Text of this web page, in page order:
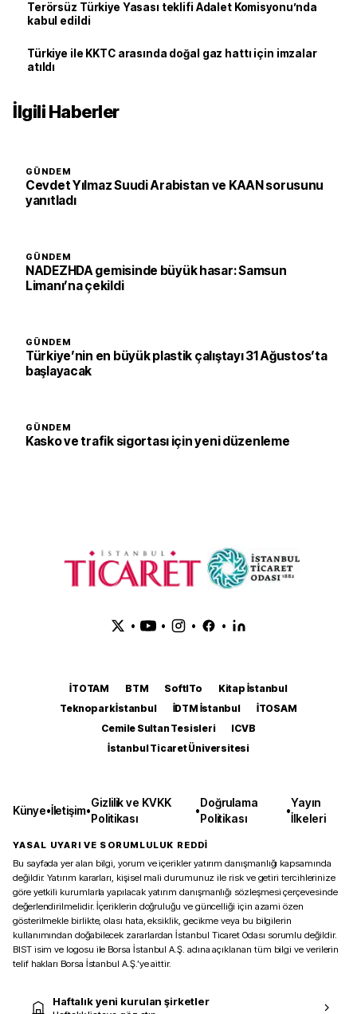
Terörsüz Türkiye Yasası teklifi Adalet Komisyonu’nda
kabul edildi
Türkiye ile KKTC arasında doğal gaz hattı için imzalar
atıldı
İlgili Haberler
GÜNDEM
Cevdet Yılmaz Suudi Arabistan ve KAAN sorusunu
yanıtladı
GÜNDEM
NADEZHDA gemisinde büyük hasar: Samsun
Limanı’na çekildi
GÜNDEM
Türkiye’nin en büyük plastik çalıştayı 31 Ağustos’ta
başlayacak
GÜNDEM
Kasko ve trafik sigortası için yeni düzenleme
• • • •
İTOTAM BTM SoftITo
Kitap İstanbul
Teknopark İstanbul
İDTM İstanbul
İTOSAM
Cemile Sultan Tesisleri
ICVB
İstanbul Ticaret Üniversitesi
Künye•İletişim•
Gizlilik ve KVKK
Politikası
•
Doğrulama
Politikası
•
Yayın
İlkeleri
YASAL UYARI VE SORUMLULUK REDDİ
Bu sayfada yer alan bilgi, yorum ve içerikler yatırım danışmanlığı kapsamında
değildir. Yatırım kararları, kişisel mali durumunuz ile risk ve getiri tercihlerinize
göre yetkili kurumlarla yapılacak yatırım danışmanlığı sözleşmesi çerçevesinde
değerlendirilmelidir. İçeriklerin doğruluğu ve güncelliği için azami özen
gösterilmekle birlikte, olası hata, eksiklik, gecikme veya bu bilgilerin
kullanımından doğabilecek zararlardan İstanbul Ticaret Odası sorumlu değildir.
BIST isim ve logosu ile Borsa İstanbul A.Ş. adına açıklanan tüm bilgi ve verilerin
telif hakları Borsa İstanbul A.Ş.’ye aittir.
Haftalık yeni kurulan şirketler